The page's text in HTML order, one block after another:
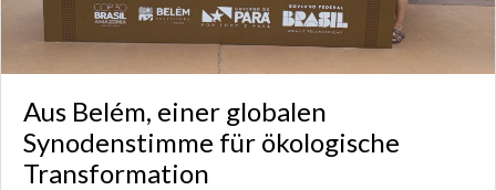
Aus Belém, einer globalen
Synodenstimme für ökologische
Transformation